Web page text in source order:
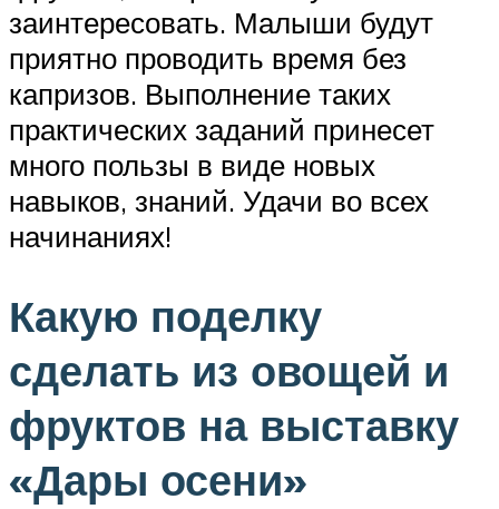
заинтересовать. Малыши будут
приятно проводить время без
капризов. Выполнение таких
практических заданий принесет
много пользы в виде новых
навыков, знаний. Удачи во всех
начинаниях!
Какую поделку
сделать из овощей и
фруктов на выставку
«Дары осени»